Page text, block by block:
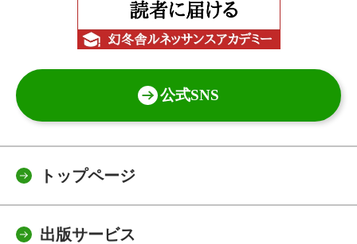
公式SNS
トップページ
出版サービス